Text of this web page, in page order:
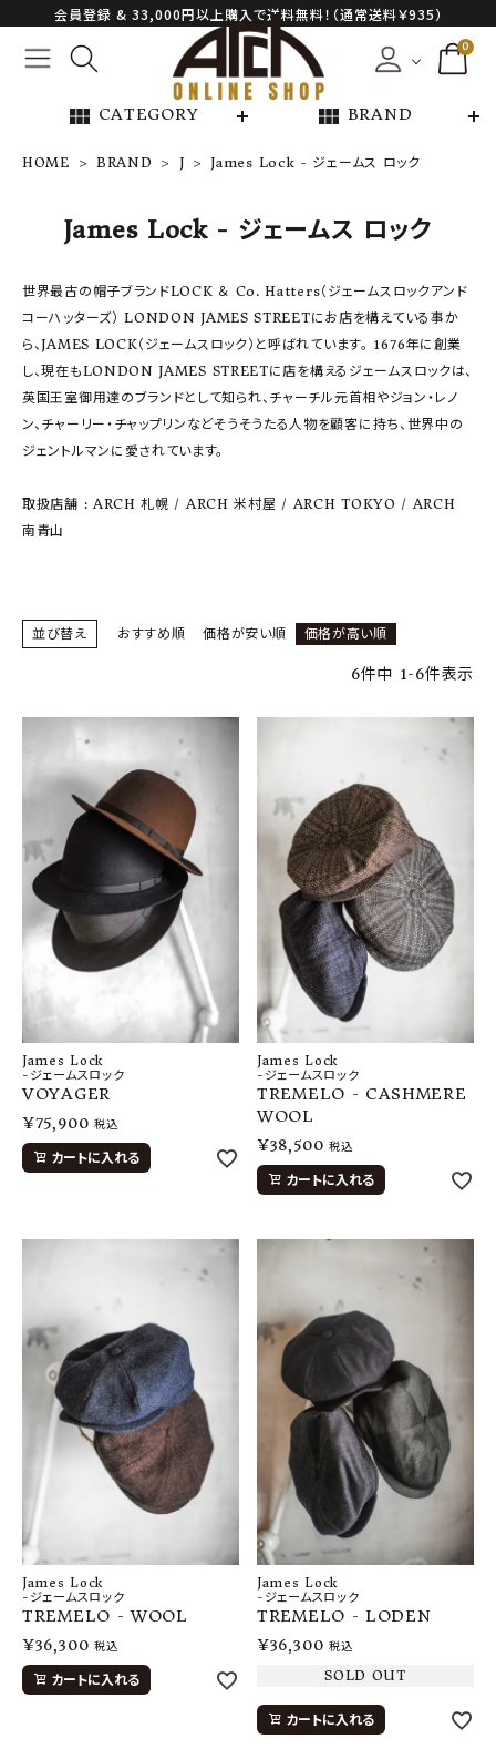
会員登録 & 33,000円以上購入で送料無料！（通常送料￥935）
0
view_module CATEGORY view_module BRAND
NEW ARRIVAL
BRAND
CATEGORY
CONTENTS
SHOP
ご利用ガイド
お問い合わせ
OFFICIAL WEB SITE
ACCOUNT MENU
ようこそ ゲスト 様
meeting_room ログイン person 会員登録
HOME BRAND J James Lock - ジェームス ロック
James Lock - ジェームス ロック
世界最古の帽子ブランドLOCK ＆ Co. Hatters（ジェームスロックアンド
コーハッターズ） LONDON JAMES STREETにお店を構えている事か
ら、JAMES LOCK（ジェームスロック）と呼ばれています。 1676年に創業
し、現在もLONDON JAMES STREETに店を構えるジェームスロックは、
英国王室御用達のブランドとして知られ、チャーチル元首相やジョン・レノ
ン、チャーリー・チャップリンなどそうそうたる人物を顧客に持ち、世界中の
ジェントルマンに愛されています。
取扱店舗 : ARCH 札幌 / ARCH 米村屋 / ARCH TOKYO / ARCH
南青山
並び替え おすすめ順 価格が安い順 価格が高い順
6件中 1-6件表示
James Lock
-ジェームスロック
VOYAGER
¥75,900 税込
カートに入れる
James Lock
-ジェームスロック
TREMELO - CASHMERE
WOOL
¥38,500 税込
カートに入れる
James Lock
-ジェームスロック
TREMELO - WOOL
¥36,300 税込
カートに入れる
James Lock
-ジェームスロック
TREMELO - LODEN
¥36,300 税込
SOLD OUT
カートに入れる